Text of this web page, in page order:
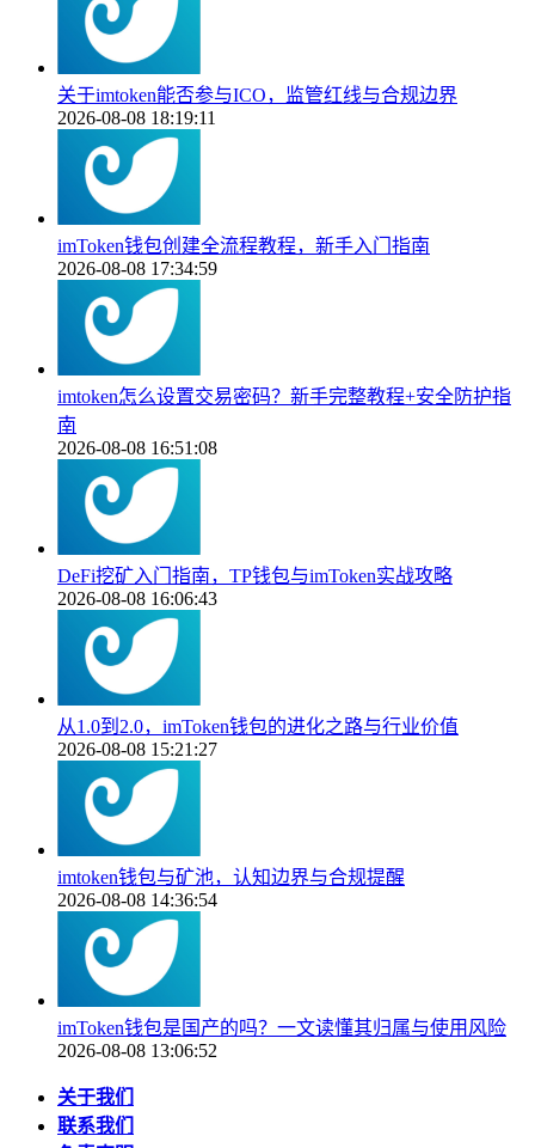
关于imtoken能否参与ICO，监管红线与合规边界
2026-08-08 18:19:11
imToken钱包创建全流程教程，新手入门指南
2026-08-08 17:34:59
imtoken怎么设置交易密码？新手完整教程+安全防护指
南
2026-08-08 16:51:08
DeFi挖矿入门指南，TP钱包与imToken实战攻略
2026-08-08 16:06:43
从1.0到2.0，imToken钱包的进化之路与行业价值
2026-08-08 15:21:27
imtoken钱包与矿池，认知边界与合规提醒
2026-08-08 14:36:54
imToken钱包是国产的吗？一文读懂其归属与使用风险
2026-08-08 13:06:52
关于我们
联系我们